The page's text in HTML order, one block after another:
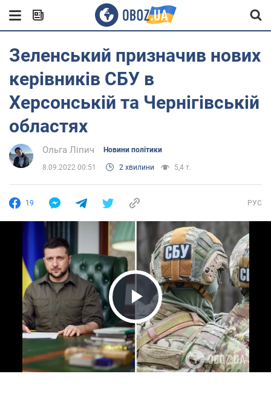
Зеленський призначив нових
керівників СБУ в
Херсонській та Чернігівській
областях
Ольга Ліпич Новини політики
8.09.2022 00:51 2 хвилини 5,4 т.
19 РУС
Play Video